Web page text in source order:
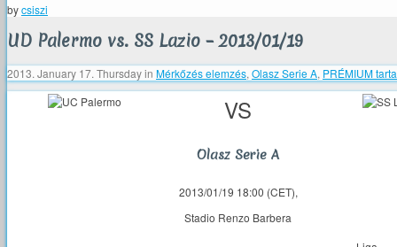
bycsiszi
UD Palermo vs. SS Lazio – 2013/01/19
2013. January 17. Thursdayin Mérkőzés elemzés, Olasz Serie A, PRÉMIUM
VS
Olasz Serie A
2013/01/19 18:00 (CET),
Stadio Renzo Barbera